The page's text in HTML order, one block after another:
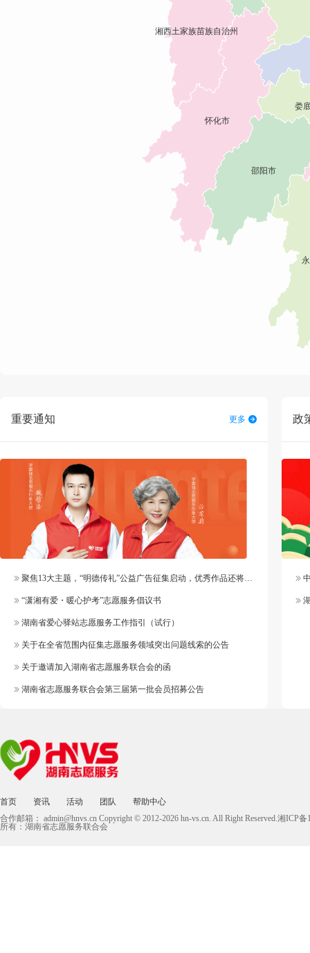
重要通知 更多
聚焦13大主题，“明德传礼”公益广告征集启动，优秀作品还将纳入官方作品库
“潇湘有爱・暖心护考”志愿服务倡议书
湖南省爱心驿站志愿服务工作指引（试行）
关于在全省范围内征集志愿服务领域突出问题线索的公告
关于邀请加入湖南省志愿服务联合会的函
湖南省志愿服务联合会第三届第一批会员招募公告
政
首页 资讯 活动 团队
帮助中心
合作邮箱： admin@hnvs.cn Copyright © 2012-2026 hn-vs.cn. All Right Reserved.湘ICP
所有：湖南省志愿服务联合会